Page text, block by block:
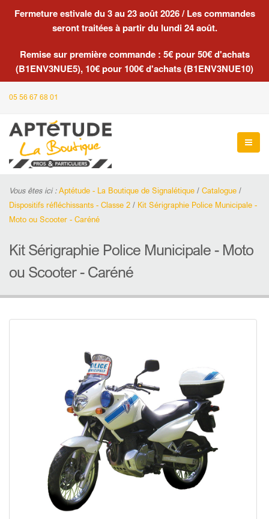
Fermeture estivale du 3 au 23 août 2026 / Les commandes
seront traitées à partir du lundi 24 août.
Remise sur première commande : 5€ pour 50€ d'achats
(B1ENV3NUE5), 10€ pour 100€ d'achats (B1ENV3NUE10)
05 56 67 68 01
Vous êtes ici :Aptétude - La Boutique de Signalétique / Catalogue /
Dispositifs réfléchissants - Classe 2 / Kit Sérigraphie Police Municipale -
Moto ou Scooter - Caréné
Kit Sérigraphie Police Municipale - Moto
ou Scooter - Caréné